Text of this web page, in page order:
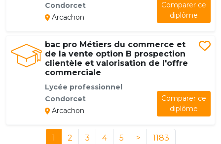
Condorcet
Arcachon
Comparer ce
diplôme
bac pro Métiers du commerce et
de la vente option B prospection
clientèle et valorisation de l'offre
commerciale
Lycée professionnel
Condorcet
Arcachon
Comparer ce
diplôme
1 2 3 4 5 > 1183